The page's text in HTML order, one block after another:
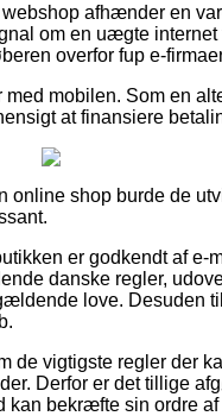
afhænder en
om en uægte internet
overfor fup e-
mobilen. Som en
at finansiere
online shop burde de
er godkendt af e-
danske regler,
love. Desuden
de vigtigste regler der
Derfor er det tillige
kan bekræfte sin ordre